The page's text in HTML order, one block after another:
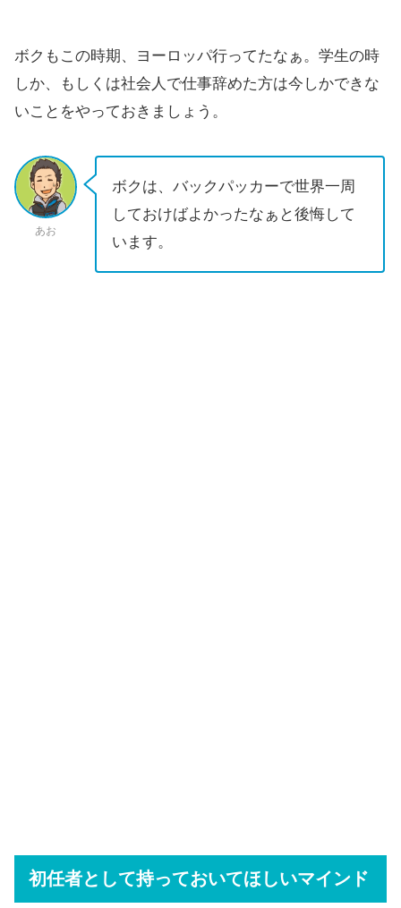
ボクもこの時期、ヨーロッパ行ってたなぁ。学生の時
しか、もしくは社会人で仕事辞めた方は今しかできな
いことをやっておきましょう。
あお
ボクは、バックパッカーで世界一周
しておけばよかったなぁと後悔して
います。
初任者として持っておいてほしいマインド